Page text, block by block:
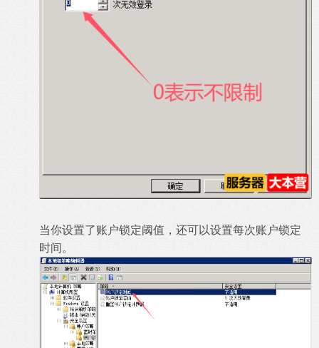
当你设置了账户锁定阈值，还可以设置每次账户锁定
时间。